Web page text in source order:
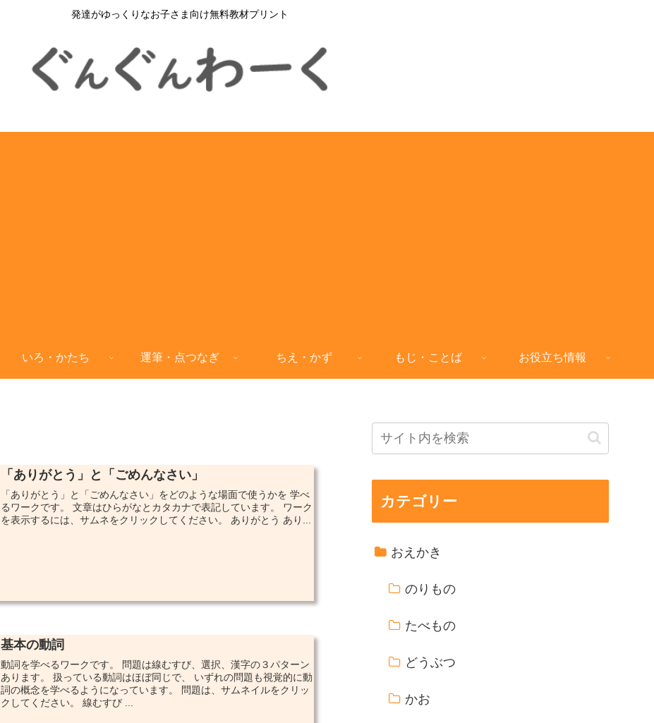
発達がゆっくりなお子さま向け無料教材プリント
いろ・かたち 運筆・点つなぎ ちえ・かず もじ・ことば お役立ち情報
「ありがとう」と「ごめんなさい」
「ありがとう」と「ごめんなさい」をどのような場面で使うかを 学べ
るワークです。 文章はひらがなとカタカナで表記しています。 ワーク
を表示するには、サムネをクリックしてください。 ありがとう あり...
基本の動詞
動詞を学べるワークです。 問題は線むすび、選択、漢字の３パターン
あります。 扱っている動詞はほぼ同じで、 いずれの問題も視覚的に動
詞の概念を学べるようになっています。 問題は、サムネイルをクリッ
クしてください。 線むすび ...
カテゴリー
おえかき
のりもの
たべもの
どうぶつ
かお